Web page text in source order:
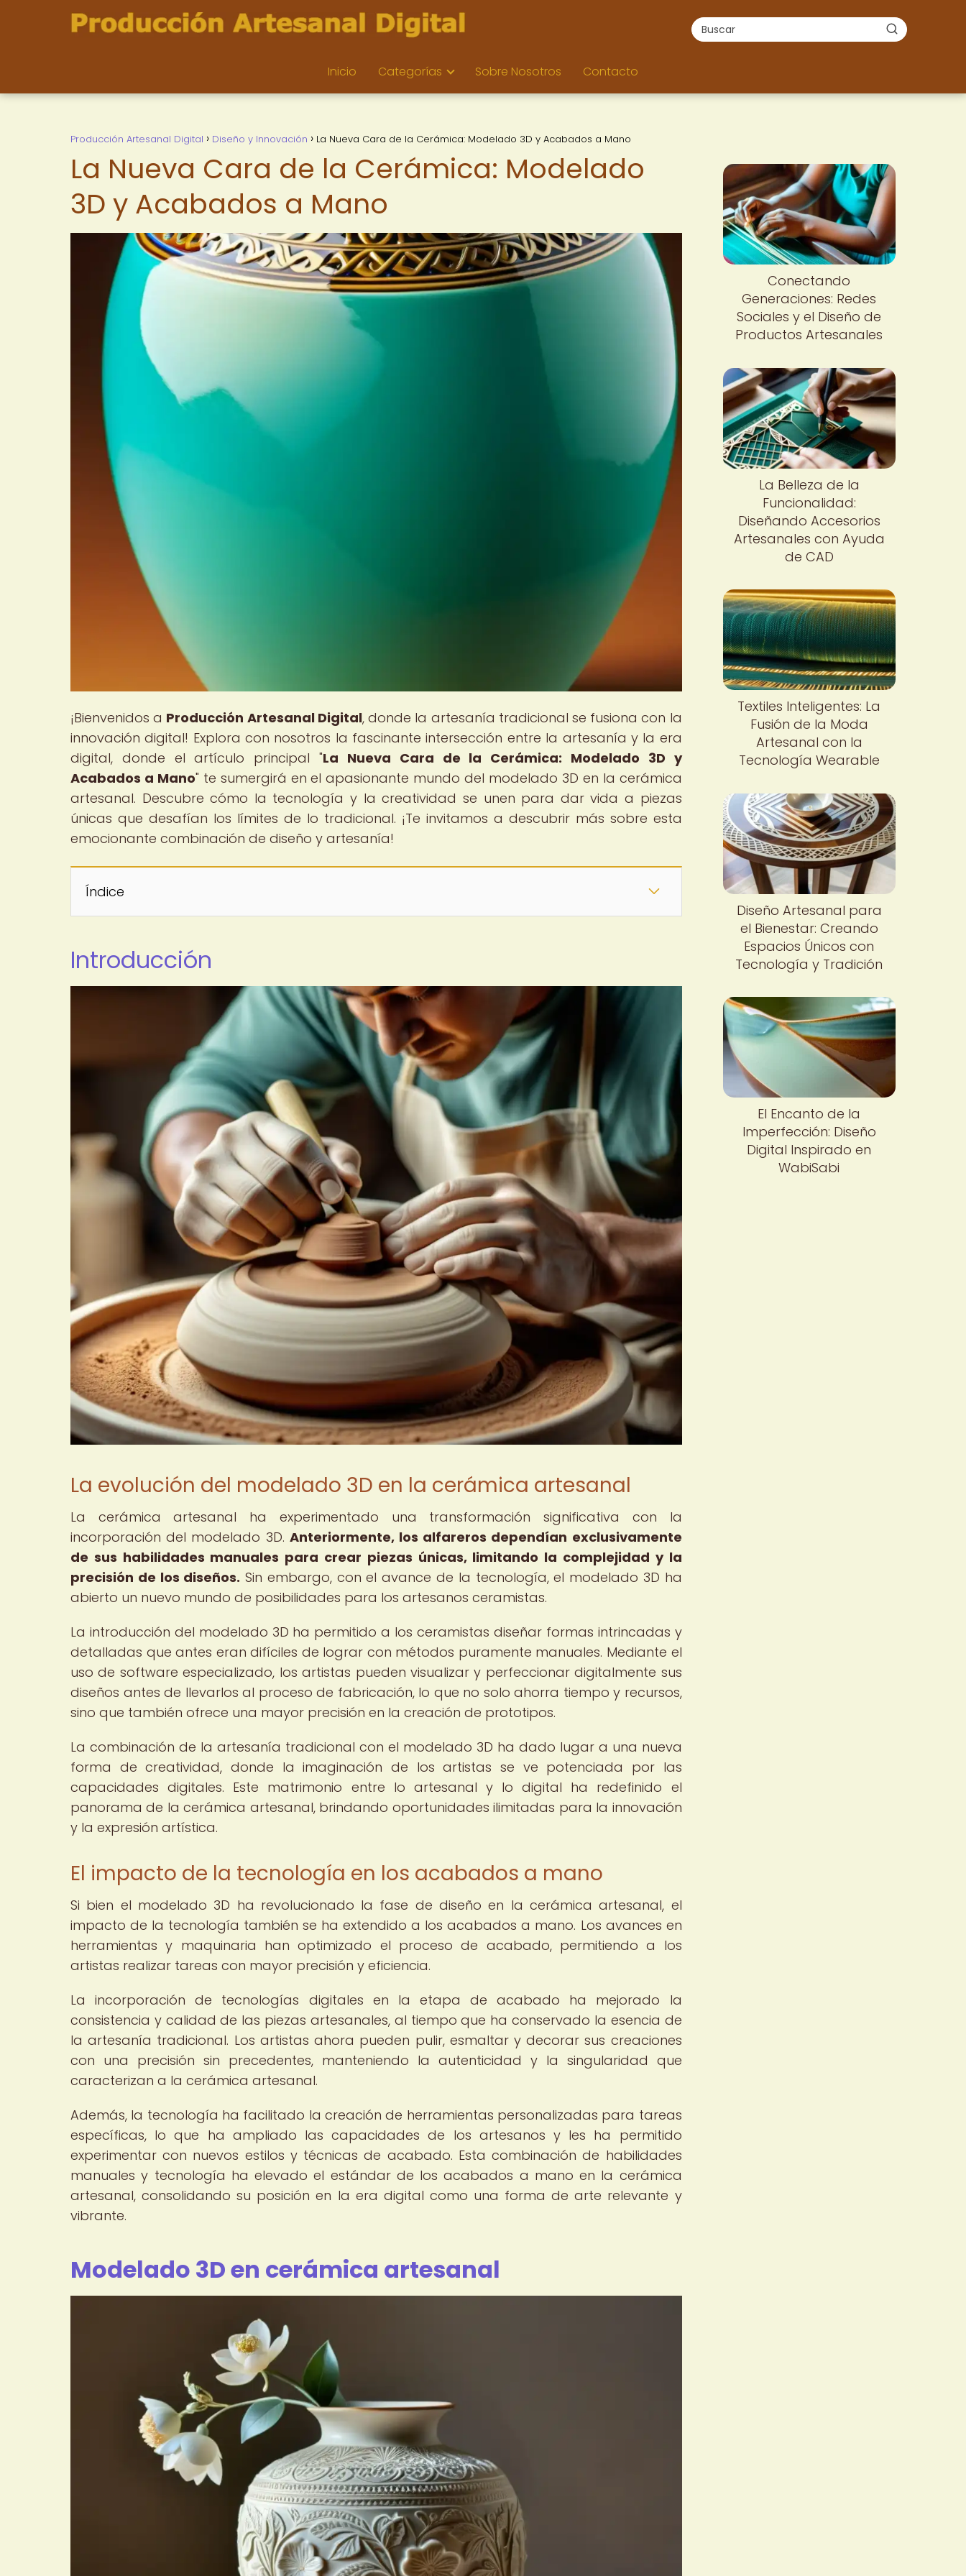
Inicio Categorías Sobre Nosotros Contacto
Producción Artesanal Digital Diseño y Innovación La Nueva Cara de la Cerámica: Modelado 3D y Acabados a Mano
La Nueva Cara de la Cerámica: Modelado
3D y Acabados a Mano
¡Bienvenidos a Producción Artesanal Digital, donde la artesanía tradicional se fusiona con la
innovación digital! Explora con nosotros la fascinante intersección entre la artesanía y la era
digital, donde el artículo principal "La Nueva Cara de la Cerámica: Modelado 3D y
Acabados a Mano" te sumergirá en el apasionante mundo del modelado 3D en la cerámica
artesanal. Descubre cómo la tecnología y la creatividad se unen para dar vida a piezas
únicas que desafían los límites de lo tradicional. ¡Te invitamos a descubrir más sobre esta
emocionante combinación de diseño y artesanía!
Índice
Introducción
La evolución del modelado 3D en la cerámica artesanal
La cerámica artesanal ha experimentado una transformación significativa con la
incorporación del modelado 3D. Anteriormente, los alfareros dependían exclusivamente
de sus habilidades manuales para crear piezas únicas, limitando la complejidad y la
precisión de los diseños. Sin embargo, con el avance de la tecnología, el modelado 3D ha
abierto un nuevo mundo de posibilidades para los artesanos ceramistas.
La introducción del modelado 3D ha permitido a los ceramistas diseñar formas intrincadas y
detalladas que antes eran difíciles de lograr con métodos puramente manuales. Mediante el
uso de software especializado, los artistas pueden visualizar y perfeccionar digitalmente sus
diseños antes de llevarlos al proceso de fabricación, lo que no solo ahorra tiempo y recursos,
sino que también ofrece una mayor precisión en la creación de prototipos.
La combinación de la artesanía tradicional con el modelado 3D ha dado lugar a una nueva
forma de creatividad, donde la imaginación de los artistas se ve potenciada por las
capacidades digitales. Este matrimonio entre lo artesanal y lo digital ha redefinido el
panorama de la cerámica artesanal, brindando oportunidades ilimitadas para la innovación
y la expresión artística.
El impacto de la tecnología en los acabados a mano
Si bien el modelado 3D ha revolucionado la fase de diseño en la cerámica artesanal, el
impacto de la tecnología también se ha extendido a los acabados a mano. Los avances en
herramientas y maquinaria han optimizado el proceso de acabado, permitiendo a los
artistas realizar tareas con mayor precisión y eficiencia.
La incorporación de tecnologías digitales en la etapa de acabado ha mejorado la
consistencia y calidad de las piezas artesanales, al tiempo que ha conservado la esencia de
la artesanía tradicional. Los artistas ahora pueden pulir, esmaltar y decorar sus creaciones
con una precisión sin precedentes, manteniendo la autenticidad y la singularidad que
caracterizan a la cerámica artesanal.
Además, la tecnología ha facilitado la creación de herramientas personalizadas para tareas
específicas, lo que ha ampliado las capacidades de los artesanos y les ha permitido
experimentar con nuevos estilos y técnicas de acabado. Esta combinación de habilidades
manuales y tecnología ha elevado el estándar de los acabados a mano en la cerámica
artesanal, consolidando su posición en la era digital como una forma de arte relevante y
vibrante.
Modelado 3D en cerámica artesanal
Conectando
Generaciones: Redes
Sociales y el Diseño de
Productos Artesanales
La Belleza de la
Funcionalidad:
Diseñando Accesorios
Artesanales con Ayuda
de CAD
Textiles Inteligentes: La
Fusión de la Moda
Artesanal con la
Tecnología Wearable
Diseño Artesanal para
el Bienestar: Creando
Espacios Únicos con
Tecnología y Tradición
El Encanto de la
Imperfección: Diseño
Digital Inspirado en
WabiSabi